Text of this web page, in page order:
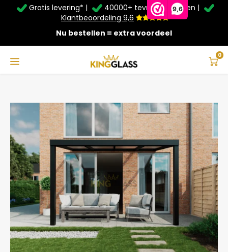
9,6
Service & Contact
Bezorging
Afhalen
Montage
Betaalmethoden
Garantie
Veelgestelde vragen
Taal
Deutsch
Gratis levering* |
40000+ tevreden klanten |
Klantbeoordeling 9,6
Nu bestellen = extra voordeel
0
Zomer Deals: Tot 20% kortingop schuifwanden en
veranda's +€20extra kassa korting*
Serre in zwart van 4,06 x 3 meter